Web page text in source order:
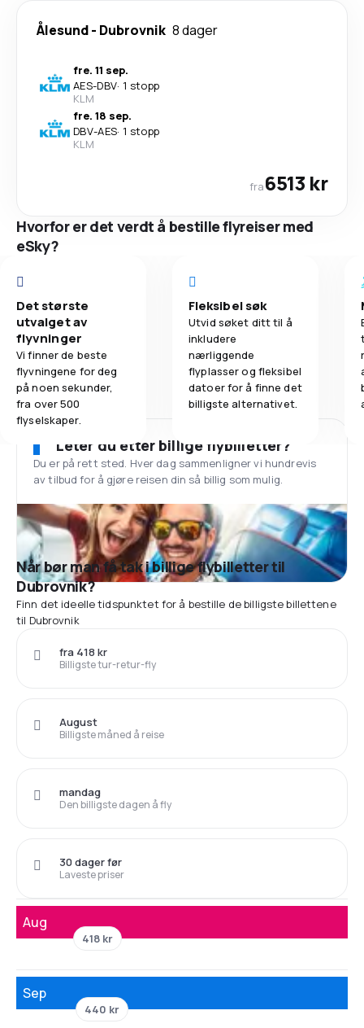
Ålesund- Dubrovnik 8 dager
fre. 11 sep.
AES-DBV· 1 stopp
KLM
fre. 18 sep.
DBV-AES· 1 stopp
KLM
fra6513 kr
Hvorfor er det verdt å bestille flyreiser med
eSky?
Det største
utvalget av
flyvninger
Vi finner de beste
flyvningene for deg
på noen sekunder,
fra over 500
flyselskaper.
Fleksibel søk
Utvid søket ditt til å
inkludere
nærliggende
flyplasser og fleksibel
datoer for å finne det
billigste alternativet.
Leter du etter billige flybilletter?
Du er på rett sted. Hver dag sammenligner vi hundrevis
av tilbud for å gjøre reisen din så billig som mulig.
Når bør man få tak i billige flybilletter til
Dubrovnik?
Finn det ideelle tidspunktet for å bestille de billigste billettene
til Dubrovnik
Billigste tur-retur-fly
fra 418 kr
Billigste måned å reise
August
Den billigste dagen å fly
mandag
Laveste priser
30 dager før
Aug
418 kr
Sep
440 kr